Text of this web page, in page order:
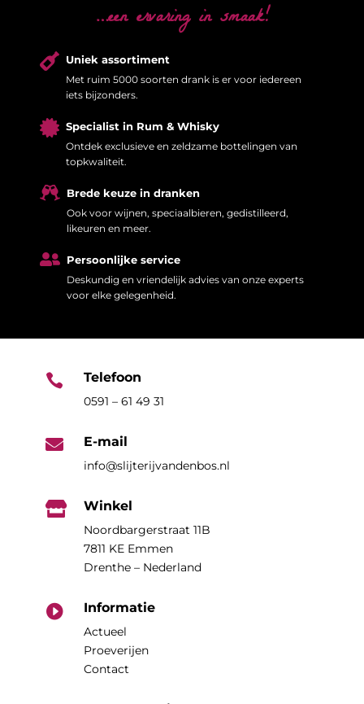
…een ervaring in smaak!
 Uniek assortiment
Met ruim 5000 soorten drank is er voor iedereen
iets bijzonders.
 Specialist in Rum & Whisky
Ontdek exclusieve en zeldzame bottelingen van
topkwaliteit.
 Brede keuze in dranken
Ook voor wijnen, speciaalbieren, gedistilleerd,
likeuren en meer.
 Persoonlijke service
Deskundig en vriendelijk advies van onze experts
voor elke gelegenheid.
 Telefoon
0591 – 61 49 31
 E-mail
info@slijterijvandenbos.nl
 Winkel
Noordbargerstraat 11B
7811 KE Emmen
Drenthe – Nederland
 Informatie
Actueel
Proeverijen
Contact